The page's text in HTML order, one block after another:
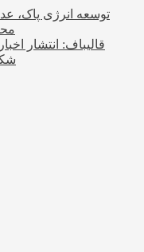
توسعه انرژی پاک،
قالیباف: انتشار